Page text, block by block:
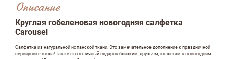
Описание
Круглая гобеленовая новогодняя салфетка
Carousel
Салфетка из натуральной испанской ткани. Это замечательное дополнение к праздничной
сервировке стола! Также это отличный подарок близким, друзьям, коллегам к новогодним